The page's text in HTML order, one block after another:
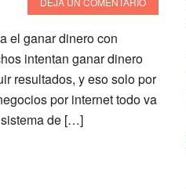
el ganar dinero con
intentan ganar dinero
resultados, y eso solo por
por internet todo va
de […]